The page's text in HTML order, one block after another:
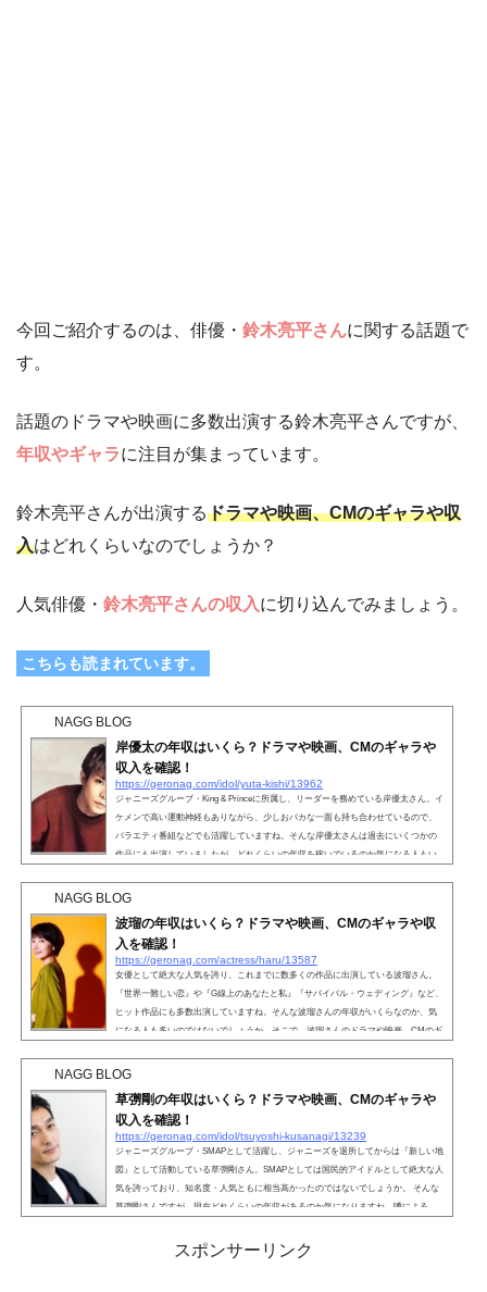
今回ご紹介するのは、俳優・ 鈴木亮平さんに関する話題で
す。
話題のドラマや映画に多数出演する鈴木亮平さんですが、
年収やギャラに注目が集まっています。
鈴木亮平さんが出演するドラマや映画、CMのギャラや収
入はどれくらいなのでしょうか？
人気俳優・ 鈴木亮平さんの収入に切り込んでみましょう。
こちらも読まれています。
NAGG BLOG
岸優太の年収はいくら？ドラマや映画、CMのギャラや
収入を確認！
https://geronag.com/idol/yuta-kishi/13962
ジャニーズグループ・King & Princeに所属し、リーダーを務めている岸優太さん。イ
ケメンで高い運動神経もありながら、少しおバカな一面も持ち合わせているので、
バラエティ番組などでも活躍していますね。そんな岸優太さんは過去にいくつかの
作品にも出演していましたが、どれくらいの年収を稼いでいるのか気になる人もい
NAGG BLOG
波瑠の年収はいくら？ドラマや映画、CMのギャラや収
入を確認！
https://geronag.com/actress/haru/13587
女優として絶大な人気を誇り、これまでに数多くの作品に出演している波瑠さん。
『世界一難しい恋』や『G線上のあなたと私』『サバイバル・ウェディング』など、
ヒット作品にも多数出演していますね。そんな波瑠さんの年収がいくらなのか、気
になる人も多いのではないでしょうか。そこで、波瑠さんのドラマや映画、CMのギ
NAGG BLOG
草彅剛の年収はいくら？ドラマや映画、CMのギャラや
収入を確認！
https://geronag.com/idol/tsuyoshi-kusanagi/13239
ジャニーズグループ・SMAPとして活躍し、ジャニーズを退所してからは『新しい地
図』として活動している草彅剛さん。SMAPとしては国民的アイドルとして絶大な人
気を誇っており、知名度・人気ともに相当高かったのではないでしょうか。 そんな
草彅剛さんですが、現在どれくらいの年収があるのか気になりますね。噂による
もありました。そこで、草彅剛さんが出演してきたドラマや映画、CMをもとに、ギ
ャラや収入について詳しく見ていきましょう。こちら...
スポンサーリンク